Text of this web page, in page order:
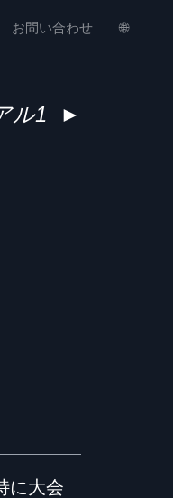
お問い合わせ 🌐
►
ル1
に大会